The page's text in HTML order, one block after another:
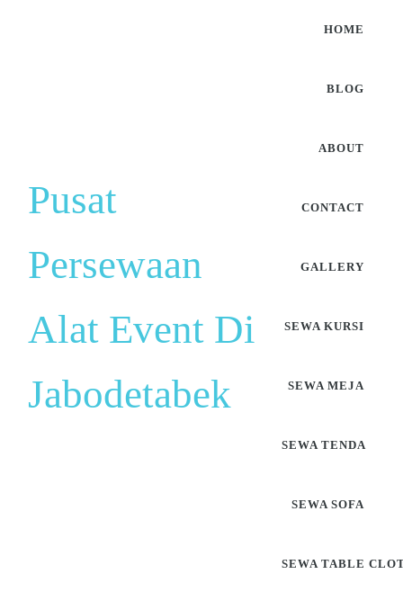
Pusat
Persewaan
Alat Event Di
Jabodetabek
HOME
BLOG
ABOUT
CONTACT
GALLERY
SEWA KURSI
SEWA MEJA
SEWA TENDA
SEWA SOFA
SEWA TABLE